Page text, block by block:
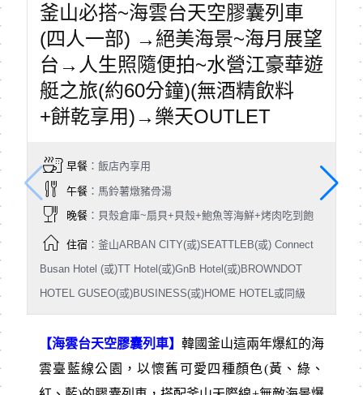
釜山必搭~海雲台天空膠囊列車
(四人一部) →絕美海景~海月展望
台→人生照隨便拍~水營江豪華遊
艇之旅(約60分鐘)(無酒精飲料
+餅乾享用)→樂天OUTLET
早餐：飯店內享用
午餐：馬鈴薯燉豬骨湯
晚餐：貝殼倉庫~扇貝+貝殼+鮑魚等海鮮+烤肉吃到飽
住宿：釜山ARBAN CITY(或)SEATTLEB(或) Connect
Busan Hotel (或)TT Hotel(或)GnB Hotel(或)BROWNDOT
HOTEL GUSEO(或)BUSINESS(或)HOME HOTEL或同級
【海雲台天空膠囊列車】韓國釜山這兩年爆紅的海
雲臺藍線公園，以懷舊可愛四種顏色(黃、綠、